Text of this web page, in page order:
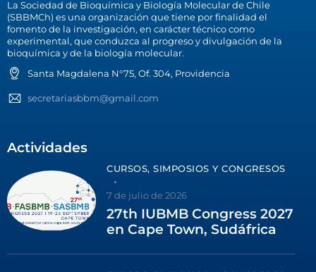
La Sociedad de Bioquímica y Biología Molecular de Chile
(SBBMCh) es una organización que tiene por finalidad el
fomento de la investigación, en carácter técnico como
experimental, que conduzca al progreso y divulgación de la
bioquímica y de la biología molecular.
Santa Magdalena N°75, Of. 304, Providencia
secretariasbbm@gmail.com
Actividades
CURSOS, SIMPOSIOS Y CONGRESOS
7 de julio de 2026
27th IUBMB Congress 2027
en Cape Town, Sudáfrica